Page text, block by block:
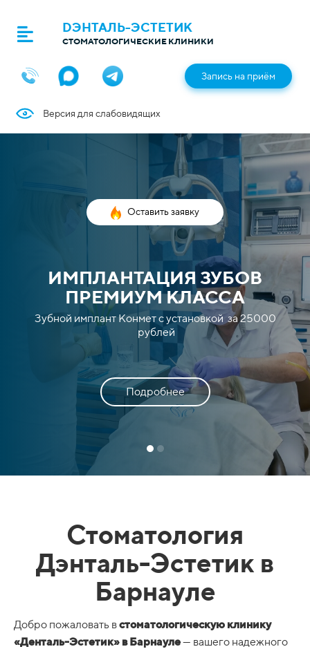
DЭНТАЛЬ-ЭСТЕТИК
СТОМАТОЛОГИЧЕСКИЕ КЛИНИКИ
Запись на приём
Версия для слабовидящих
ИМПЛАНТАЦИЯ ЗУБОВ
ПРЕМИУМ КЛАССА
Зубной имплант Конмет с установкой за 25000
рублей
Подробнее
Оставить заявку
Стоматология
Дэнталь-Эстетик в
Барнауле
Добро пожаловать встоматологическую клинику
«Денталь-Эстетик» в Барнауле— вашего надежного